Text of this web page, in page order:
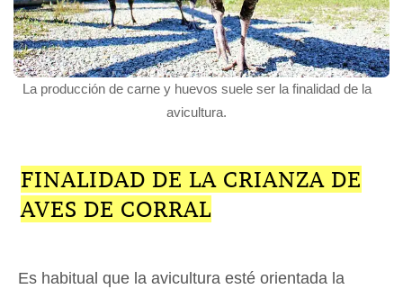
La producción de carne y huevos suele ser la finalidad de la
avicultura.
FINALIDAD DE LA CRIANZA DE
AVES DE CORRAL
Es habitual que la avicultura esté orientada la